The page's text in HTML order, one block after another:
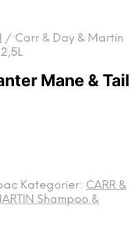
/ Carr & Day & Martin
Mane & Tail
Kategorier: CARR &
Shampoo &